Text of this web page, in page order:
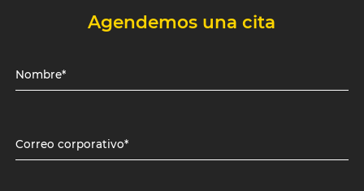
Agendemos una cita
Nombre*
Correo corporativo*